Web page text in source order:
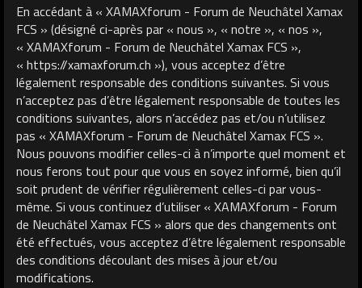
En accédant à « XAMAXforum - Forum de Neuchâtel Xamax
FCS » (désigné ci-après par « nous », « notre », « nos »,
« XAMAXforum - Forum de Neuchâtel Xamax FCS »,
« https://xamaxforum.ch »), vous acceptez d’être
légalement responsable des conditions suivantes. Si vous
n’acceptez pas d’être légalement responsable de toutes les
conditions suivantes, alors n’accédez pas et/ou n’utilisez
pas « XAMAXforum - Forum de Neuchâtel Xamax FCS ».
Nous pouvons modifier celles-ci à n’importe quel moment et
nous ferons tout pour que vous en soyez informé, bien qu’il
soit prudent de vérifier régulièrement celles-ci par vous-
même. Si vous continuez d’utiliser « XAMAXforum - Forum
de Neuchâtel Xamax FCS » alors que des changements ont
été effectués, vous acceptez d’être légalement responsable
des conditions découlant des mises à jour et/ou
modifications.